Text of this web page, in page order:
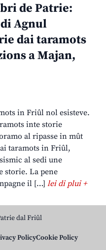
de Patrie:
Agnul
dai taramots
a Majan,
in Friûl nol esisteve.
inte storie
al ripasse in mût
taramots in Friûl,
al sedi une
storie. La pene
il […] lei di plui +
dal Friûl
PolicyCookie Policy